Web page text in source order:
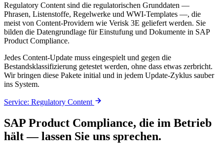
Regulatory Content sind die regulatorischen Grunddaten —
Phrasen, Listenstoffe, Regelwerke und WWI-Templates —, die
meist von Content-Providern wie Verisk 3E geliefert werden. Sie
bilden die Datengrundlage für Einstufung und Dokumente in SAP
Product Compliance.
Jedes Content-Update muss eingespielt und gegen die
Bestandsklassifizierung getestet werden, ohne dass etwas zerbricht.
Wir bringen diese Pakete initial und in jedem Update-Zyklus sauber
ins System.
Service: Regulatory Content
SAP Product Compliance, die im Betrieb
hält — lassen Sie uns sprechen.